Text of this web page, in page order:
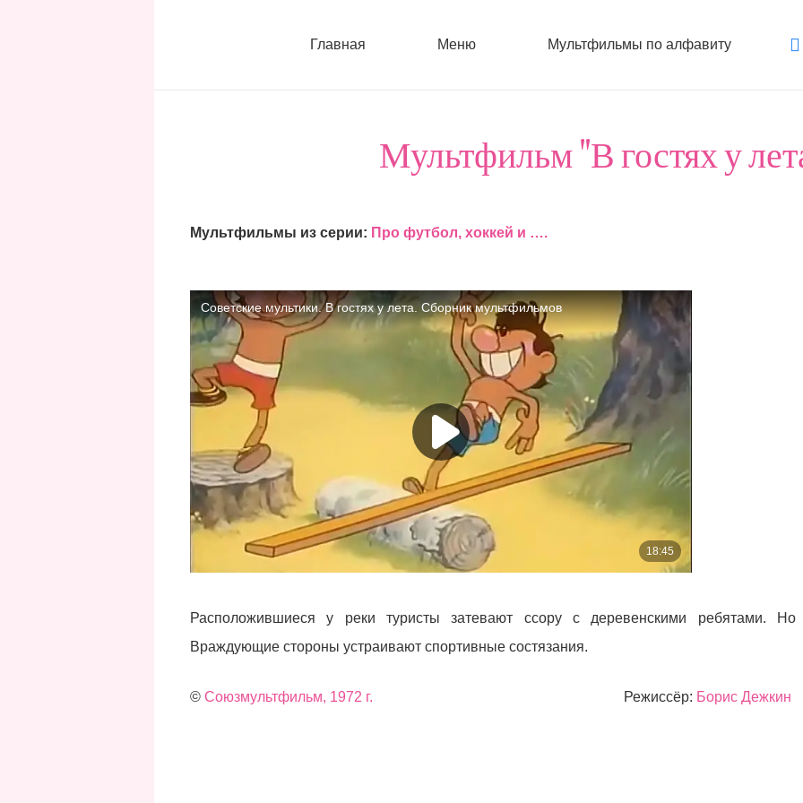
Главная Меню Мультфильмы по алфавиту
Мультфильм "В гостях у
Мультфильмы из серии: Про футбол, хоккей и ….
Расположившиеся у реки туристы затевают ссору с деревенскими ребятами. Но
Враждующие стороны устраивают спортивные состязания.
© Союзмультфильм, 1972 г. Режиссёр: Борис Дежкин